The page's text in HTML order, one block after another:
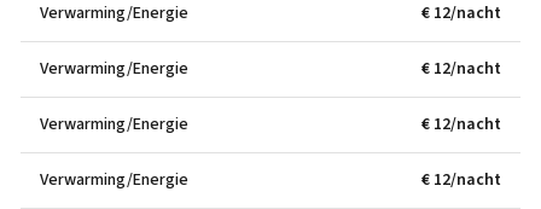
Verwarming/Energie € 12/nacht
Verwarming/Energie € 12/nacht
Verwarming/Energie € 12/nacht
Verwarming/Energie € 12/nacht